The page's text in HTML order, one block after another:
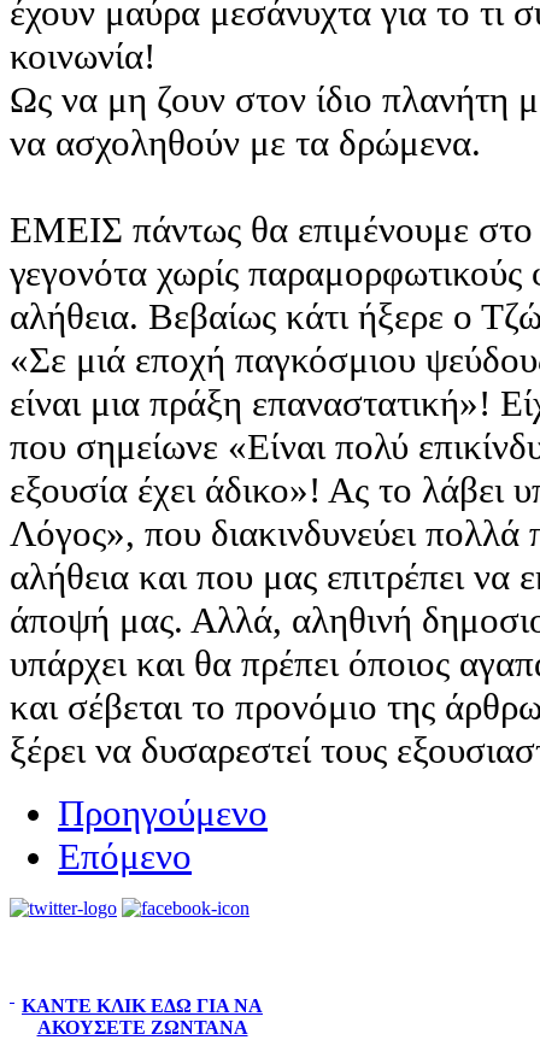
έχουν μαύρα μεσάνυχτα για το τι
κοινωνία!
Ως να μη ζουν στον ίδιο πλανήτη
να ασχοληθούν με τα δρώμενα.
ΕΜΕΙΣ πάντως θα επιμένουμε στο
γεγονότα χωρίς παραμορφωτικούς
αλήθεια. Βεβαίως κάτι ήξερε ο
«Σε μιά εποχή παγκόσμιου
είναι μια πράξη επαναστατική»!
που σημείωνε «Είναι πολύ
εξουσία έχει άδικο»! Ας το λάβει
Λόγος», που διακινδυνεύει πολλά
αλήθεια και που μας επιτρέπει να
άποψή μας. Αλλά, αληθινή
υπάρχει και θα πρέπει όποιος
και σέβεται το προνόμιο της
ξέρει να δυσαρεστεί τους
Προηγούμενο
Επόμενο
ΚΆΝΤΕ ΚΛΙΚ ΕΔΏ ΓΙΑ ΝΑ
ΑΚΟΎΣΕΤΕ ΖΩΝΤΑΝΆ